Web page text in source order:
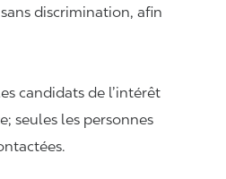
discrimination, afin
candidats de l’intérêt
seules les personnes